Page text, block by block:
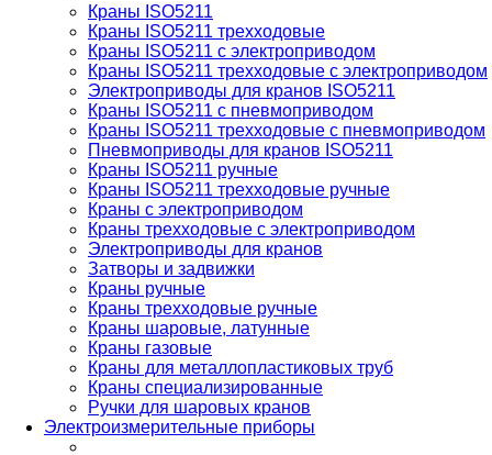
Краны ISO5211
Краны ISO5211 трехходовые
Краны ISO5211 с электроприводом
Краны ISO5211 трехходовые с электроприводом
Электроприводы для кранов ISO5211
Краны ISO5211 с пневмоприводом
Краны ISO5211 трехходовые с пневмоприводом
Пневмоприводы для кранов ISO5211
Краны ISO5211 ручные
Краны ISO5211 трехходовые ручные
Краны с электроприводом
Краны трехходовые с электроприводом
Электроприводы для кранов
Затворы и задвижки
Краны ручные
Краны трехходовые ручные
Краны шаровые, латунные
Краны газовые
Краны для металлопластиковых труб
Краны специализированные
Ручки для шаровых кранов
Электроизмерительные приборы